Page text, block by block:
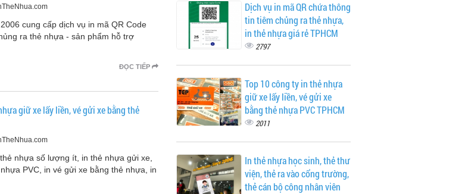
cung cấp dịch vụ in mã QR Code
ra thẻ nhựa - sản phẩm hỗ trợ
ĐỌC TIẾP
giữ xe lấy liền, vé gửi xe bằng thẻ
nhựa số lượng ít, in thẻ nhựa gửi xe,
PVC, in vé gửi xe bằng thẻ nhựa, in
Dịch vụ in mã QR chứa thông
tin tiêm chủng ra thẻ nhựa,
in thẻ nhựa giá rẻ TPHCM
2797
Top 10 công ty in thẻ nhựa
giữ xe lấy liền, vé gửi xe
bằng thẻ nhựa PVC TPHCM
2011
In thẻ nhựa học sinh, thẻ thư
viện, thẻ ra vào cổng trường,
thẻ cán bộ công nhân viên